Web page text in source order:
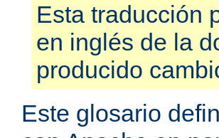
Esta traducción
en inglés de la
producido
Este glosario